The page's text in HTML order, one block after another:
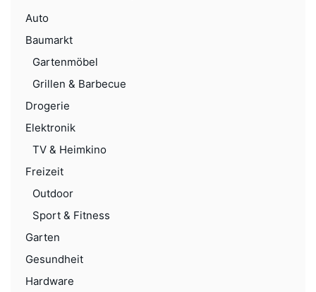
Auto
Baumarkt
Gartenmöbel
Grillen & Barbecue
Drogerie
Elektronik
TV & Heimkino
Freizeit
Outdoor
Sport & Fitness
Garten
Gesundheit
Hardware